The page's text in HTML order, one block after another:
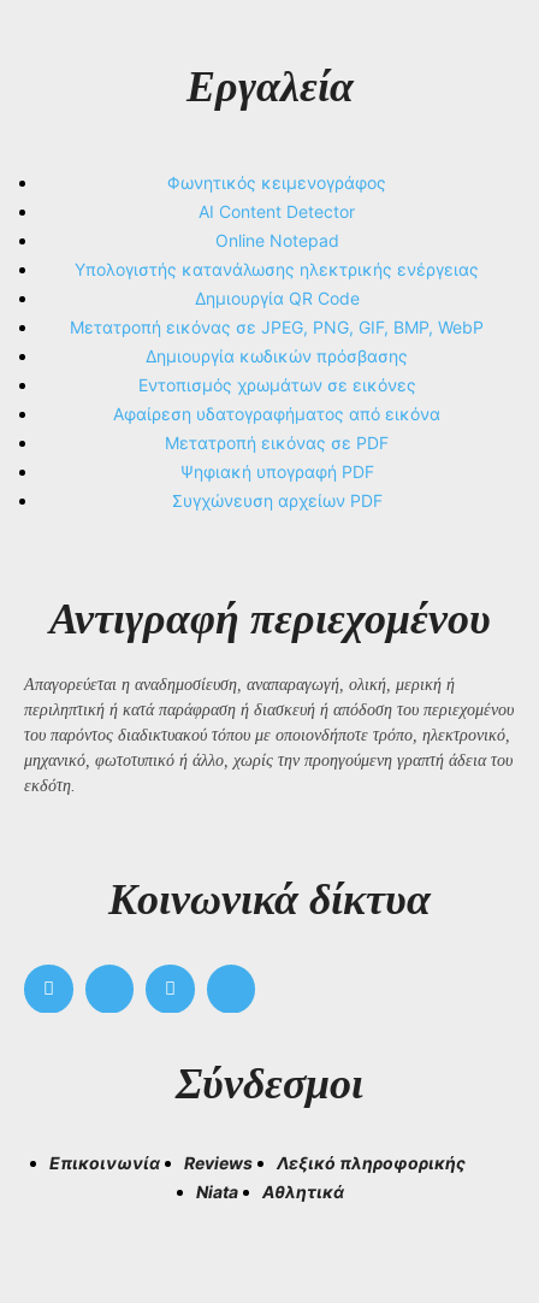
Εργαλεία
Φωνητικός κειμενογράφος
AI Content Detector
Online Notepad
Υπολογιστής κατανάλωσης ηλεκτρικής ενέργειας
Δημιουργία QR Code
Μετατροπή εικόνας σε JPEG, PNG, GIF, BMP, WebP
Δημιουργία κωδικών πρόσβασης
Εντοπισμός χρωμάτων σε εικόνες
Αφαίρεση υδατογραφήματος από εικόνα
Μετατροπή εικόνας σε PDF
Ψηφιακή υπογραφή PDF
Συγχώνευση αρχείων PDF
Αντιγραφή περιεχομένου
Απαγορεύεται η αναδημοσίευση, αναπαραγωγή, ολική, μερική ή
περιληπτική ή κατά παράφραση ή διασκευή ή απόδοση του περιεχομένου
του παρόντος διαδικτυακού τόπου με οποιονδήποτε τρόπο, ηλεκτρονικό,
μηχανικό, φωτοτυπικό ή άλλο, χωρίς την προηγούμενη γραπτή άδεια του
εκδότη.
Kοινωνικά δίκτυα
Σύνδεσμοι
Επικοινωνία Reviews
Λεξικό πληροφορικής
Niata
Αθλητικά